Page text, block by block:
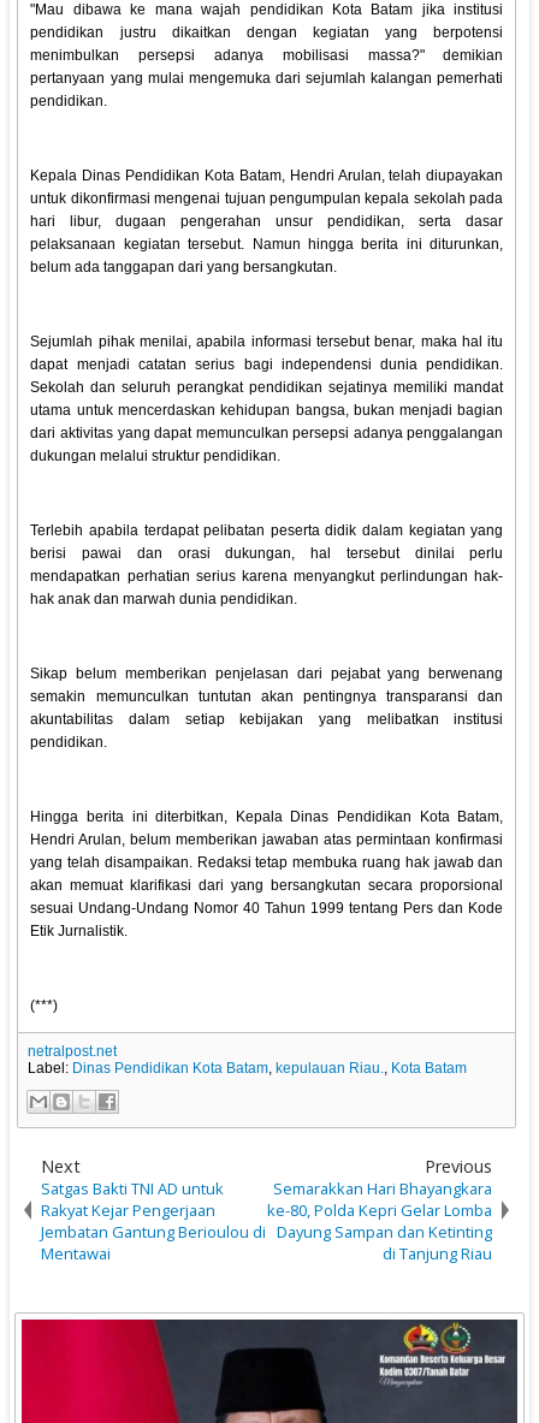
"Mau dibawa ke mana wajah pendidikan Kota Batam jika institusi
pendidikan justru dikaitkan dengan kegiatan yang berpotensi
menimbulkan persepsi adanya mobilisasi massa?" demikian
pertanyaan yang mulai mengemuka dari sejumlah kalangan pemerhati
pendidikan.
Kepala Dinas Pendidikan Kota Batam, Hendri Arulan, telah diupayakan
untuk dikonfirmasi mengenai tujuan pengumpulan kepala sekolah pada
hari libur, dugaan pengerahan unsur pendidikan, serta dasar
pelaksanaan kegiatan tersebut. Namun hingga berita ini diturunkan,
belum ada tanggapan dari yang bersangkutan.
Sejumlah pihak menilai, apabila informasi tersebut benar, maka hal itu
dapat menjadi catatan serius bagi independensi dunia pendidikan.
Sekolah dan seluruh perangkat pendidikan sejatinya memiliki mandat
utama untuk mencerdaskan kehidupan bangsa, bukan menjadi bagian
dari aktivitas yang dapat memunculkan persepsi adanya penggalangan
dukungan melalui struktur pendidikan.
Terlebih apabila terdapat pelibatan peserta didik dalam kegiatan yang
berisi pawai dan orasi dukungan, hal tersebut dinilai perlu
mendapatkan perhatian serius karena menyangkut perlindungan hak-
hak anak dan marwah dunia pendidikan.
Sikap belum memberikan penjelasan dari pejabat yang berwenang
semakin memunculkan tuntutan akan pentingnya transparansi dan
akuntabilitas dalam setiap kebijakan yang melibatkan institusi
pendidikan.
Hingga berita ini diterbitkan, Kepala Dinas Pendidikan Kota Batam,
Hendri Arulan, belum memberikan jawaban atas permintaan konfirmasi
yang telah disampaikan. Redaksi tetap membuka ruang hak jawab dan
akan memuat klarifikasi dari yang bersangkutan secara proporsional
sesuai Undang-Undang Nomor 40 Tahun 1999 tentang Pers dan Kode
Etik Jurnalistik.
(***)
netralpost.net
Label: Dinas Pendidikan Kota Batam, kepulauan Riau., Kota Batam
Next
Satgas Bakti TNI AD untuk
Rakyat Kejar Pengerjaan
Jembatan Gantung Berioulou di
Mentawai
Previous
Semarakkan Hari Bhayangkara
ke-80, Polda Kepri Gelar Lomba
Dayung Sampan dan Ketinting
di Tanjung Riau